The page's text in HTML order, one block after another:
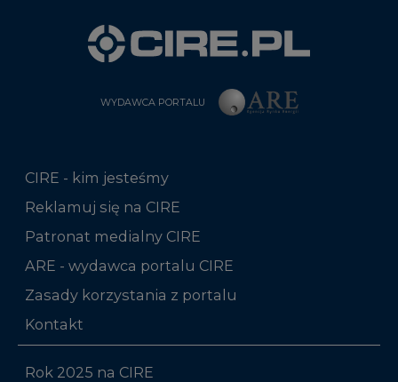
WYDAWCA PORTALU
CIRE - kim jesteśmy
Reklamuj się na CIRE
Patronat medialny CIRE
ARE - wydawca portalu CIRE
Zasady korzystania z portalu
Kontakt
Rok 2025 na CIRE